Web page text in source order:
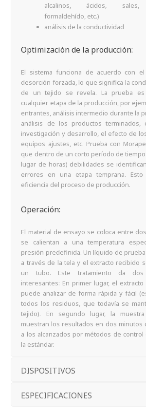
alcalinos, ácidos, sales,
formaldehído, etc.)
análisis de la conductividad
Optimización de la producción:
El sistema funciona de acuerdo con
desorción forzada, lo que significa la
de un tejido se revela. La prueba
cualquier etapa de la producción, por
entrantes, análisis intermedio durante la
análisis de los productos terminados,
investigación y desarrollo, el efecto de
equipos ajustes, etc. Prueba con
que dentro de un corto período de
lugar de horas) debilidades se
errores en una etapa temprana. Esto
eficiencia del proceso de producción.
Operación:
El material de ensayo se coloca entre
se calientan a una temperatura
presión predefinida. Un líquido de
a través de la tela y el extracto recibido
un tubo. Este tratamiento da dos
interesantes: En primer lugar, el
puede analizar de forma rápida y fácil
todos los residuos, que todavía se
tejido). En segundo lugar, la
muestran los resultados en dos minutos
a los alcanzados por métodos de control
la estándar.
DISPOSITIVOS
ESPECIFICACIONES